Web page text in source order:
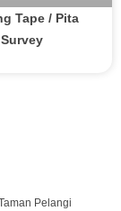
Tape / Pita
Survey
Pelangi